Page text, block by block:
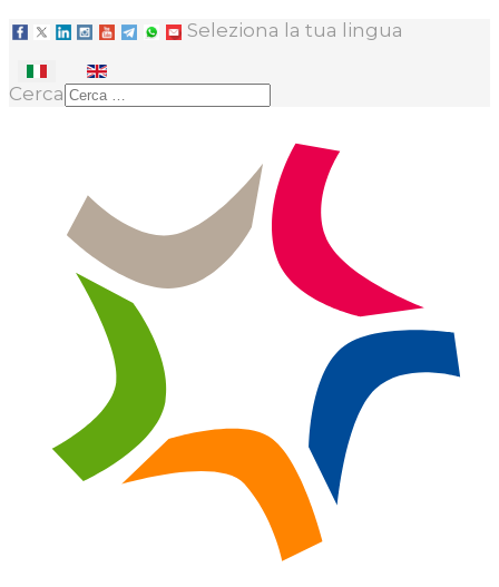
Seleziona la tua lingua
Cerca